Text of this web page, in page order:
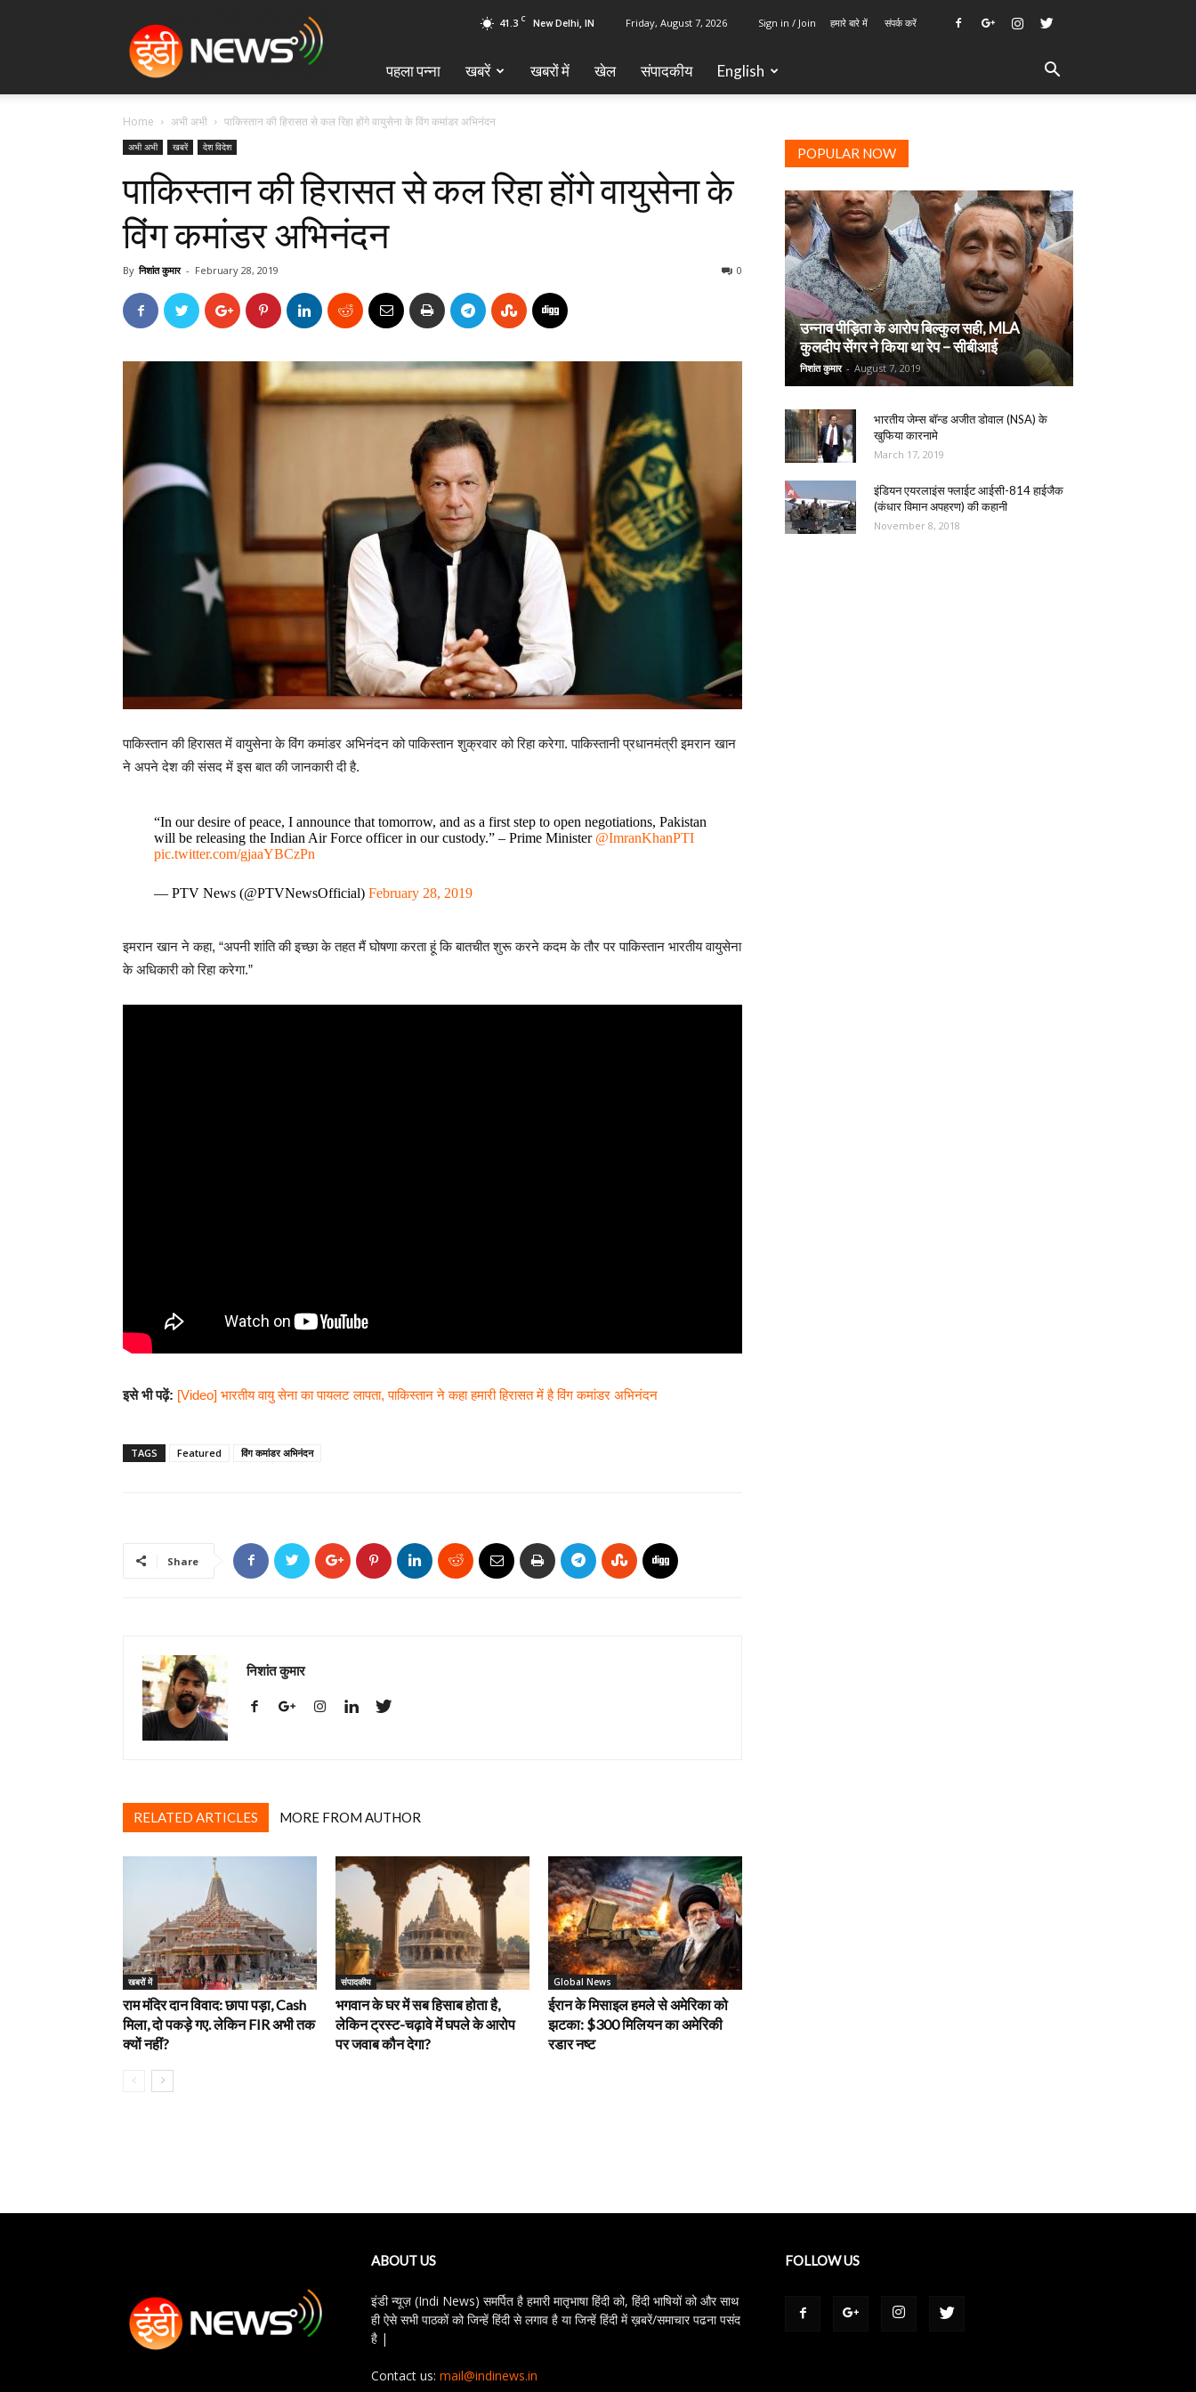
41.3 C New Delhi, IN Friday, August 7, 2026 Sign in / Join हमारे बारे में संपर्क करें
पहला पन्ना खबरें खबरों में खेल ‎संपादकीय English
Home अभी अभी पाकिस्तान की हिरासत से कल रिहा होंगे वायुसेना के विंग कमांडर अभिनंदन
अभी अभी खबरें देश विदेश
पाकिस्तान की हिरासत से कल रिहा होंगे वायुसेना के
विंग कमांडर अभिनंदन
By निशांत कुमार - February 28, 2019 0
पाकिस्तान की हिरासत में वायुसेना के विंग कमांडर अभिनंदन को पाकिस्तान शुक्रवार को रिहा करेगा. पाकिस्तानी प्रधानमंत्री इमरान खान
ने अपने देश की संसद में इस बात की जानकारी दी है.
“In our desire of peace, I announce that tomorrow, and as a first step to open negotiations, Pakistan
will be releasing the Indian Air Force officer in our custody.” – Prime Minister @ImranKhanPTI
pic.twitter.com/gjaaYBCzPn
— PTV News (@PTVNewsOfficial) February 28, 2019
इमरान खान ने कहा, “अपनी शांति की इच्छा के तहत मैं घोषणा करता हूं कि बातचीत शुरू करने कदम के तौर पर पाकिस्तान भारतीय वायुसेना
के अधिकारी को रिहा करेगा.”
इसे भी पढ़ें: [Video] भारतीय वायु सेना का पायलट लापता, पाकिस्तान ने कहा हमारी हिरासत में है विंग कमांडर अभिनंदन
TAGS Featured विंग कमांडर अभिनंदन
Share
निशांत कुमार
RELATED ARTICLES MORE FROM AUTHOR
खबरों में
राम मंदिर दान विवाद: छापा पड़ा, Cash
मिला, दो पकड़े गए. लेकिन FIR अभी तक
क्यों नहीं?
‎संपादकीय
भगवान के घर में सब हिसाब होता है,
लेकिन ट्रस्ट-चढ़ावे में घपले के आरोप
पर जवाब कौन देगा?
Global News
ईरान के मिसाइल हमले से अमेरिका को
झटका: $300 मिलियन का अमेरिकी
रडार नष्ट
POPULAR NOW
उन्नाव पीड़िता के आरोप बिल्कुल सही, MLA
कुलदीप सेंगर ने किया था रेप – सीबीआई
निशांत कुमार - August 7, 2019
भारतीय जेम्स बॉन्ड अजीत डोवाल (NSA) के
खुफिया कारनामे
March 17, 2019
इंडियन एयरलाइंस फ्लाईट आईसी-814 हाईजैक
(कंधार विमान अपहरण) की कहानी
November 8, 2018
ABOUT US
इंडी न्यूज़ (Indi News) समर्पित है हमारी मातृभाषा हिंदी को, हिंदी भाषियों को और साथ
ही ऐसे सभी पाठकों को जिन्हें हिंदी से लगाव है या जिन्हें हिंदी में ख़बरें/समाचार पढना पसंद
है |
Contact us: mail@indinews.in
FOLLOW US